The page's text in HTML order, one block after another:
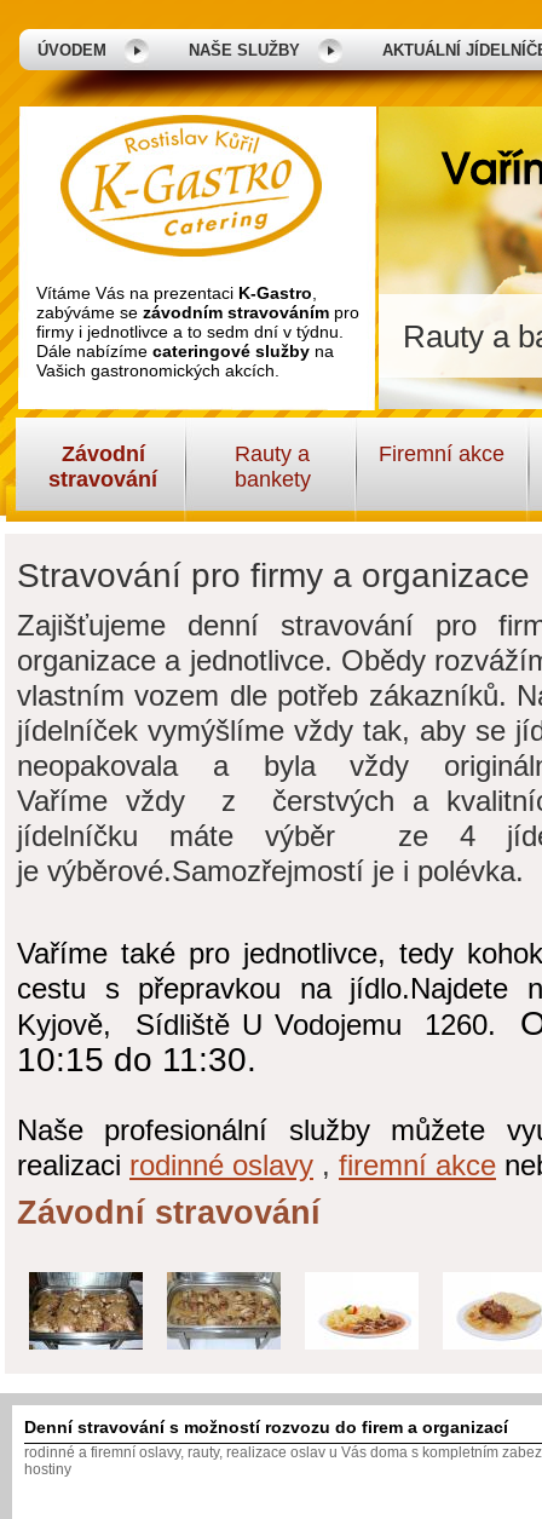
ÚVODEM NAŠE SLUŽBY AKTUÁLNÍ
Vítáme Vás na prezentaci K-Gastro
zabýváme se závodním stravováním pro
firmy i jednotlivce a to sedm dní v týdnu.
Dále nabízíme cateringové služby na
Vašich gastronomických akcích.
Rauty a
Závodní
stravování
Rauty a
bankety
Firemní akce
Stravování pro firmy a organizace
Zajišťujeme denní stravování pro
organizace a jednotlivce. Obědy
vlastním vozem dle potřeb zákazníků.
jídelníček vymýšlíme vždy tak, aby se
neopakovala a byla vždy
Vaříme vždy z čerstvých a
jídelníčku máte výběr ze 4
je výběrové.Samozřejmostí je i polévka.
Vaříme také pro jednotlivce, tedy
cestu s přepravkou na jídlo.Najdete
Kyjově, Sídliště U Vodojemu 1260.
10:15 do 11:30.
Naše profesionální služby můžete
realizaci rodinné oslavy , firemní akce
Závodní stravování
Denní stravování s možností rozvozu do firem a organizací
rodinné a firemní oslavy, rauty, realizace oslav u Vás doma s kompletním
hostiny